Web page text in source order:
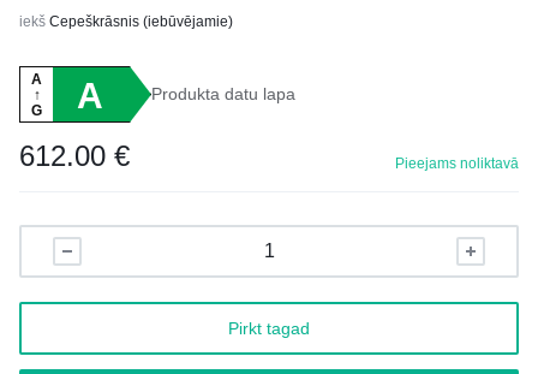
iekš Cepeškrāsnis (iebūvējamie)
A
↑
G
A Produkta datu lapa
612.00 € Pieejams noliktavā
Pirkt tagad